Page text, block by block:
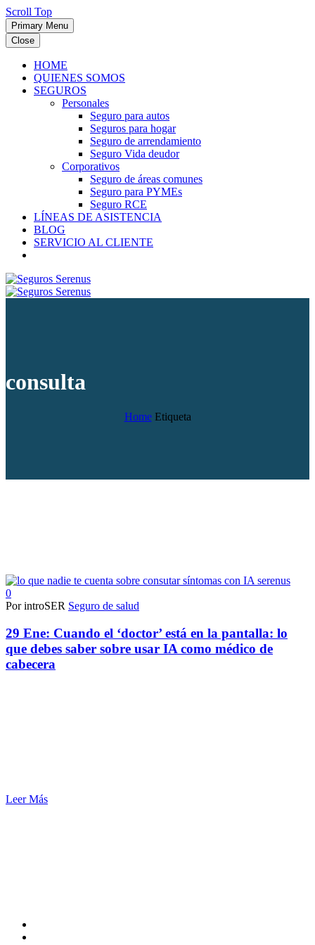
Scroll Top
Primary Menu
Close
HOME
QUIENES SOMOS
SEGUROS
Personales
Seguro para autos
Seguros para hogar
Seguro de arrendamiento
Seguro Vida deudor
Corporativos
Seguro de áreas comunes
Seguro para PYMEs
Seguro RCE
LÍNEAS DE ASISTENCIA
BLOG
SERVICIO AL CLIENTE
consulta
Home Etiqueta
0
Por introSER Seguro de salud
29 Ene: Cuando el ‘doctor’ está en la pantalla: lo
que debes saber sobre usar IA como médico de
cabecera
Leer Más